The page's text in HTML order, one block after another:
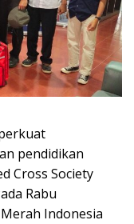
pendidikan
Cross Society
Rabu
Merah Indonesia